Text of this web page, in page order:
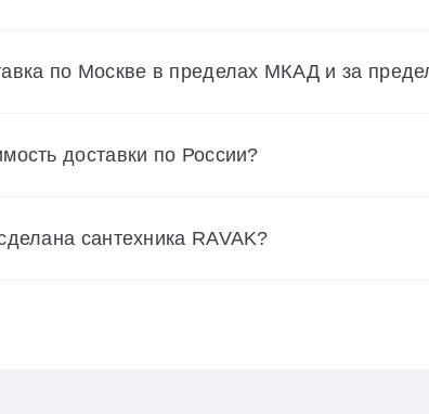
по Москве в пределах МКАД и за
доставки по России?
сантехника RAVAK?